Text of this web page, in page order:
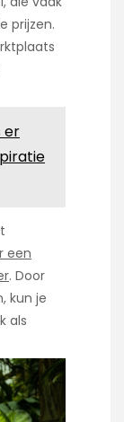
prijzen.
er
een
. Door
kun je
als